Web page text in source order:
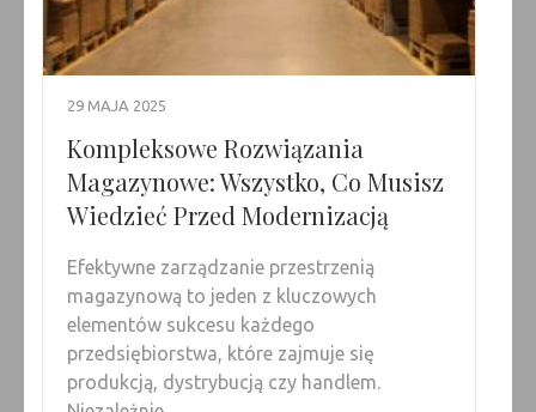
29 MAJA 2025
Kompleksowe Rozwiązania
Magazynowe: Wszystko, Co Musisz
Wiedzieć Przed Modernizacją
Efektywne zarządzanie przestrzenią
magazynową to jeden z kluczowych
elementów sukcesu każdego
przedsiębiorstwa, które zajmuje się
produkcją, dystrybucją czy handlem.